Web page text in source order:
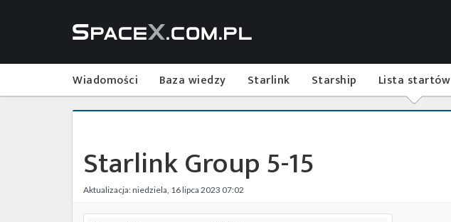
Wiadomości Baza wiedzy Starlink Starship Lista startów
Starlink Group 5-15
Aktualizacja: niedziela, 16 lipca 2023 07:02